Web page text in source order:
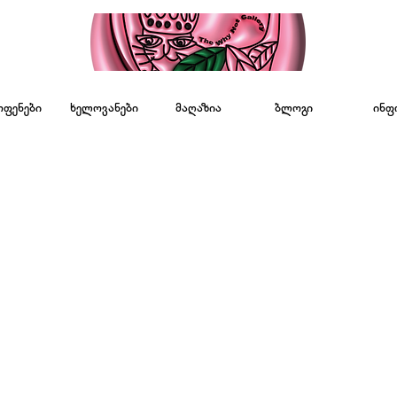
ხელოვანები მაღაზია ბლოგი